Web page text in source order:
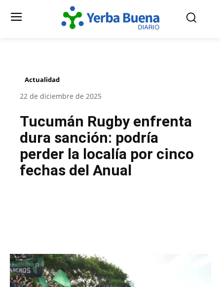
Actualidad
22 de diciembre de 2025
Tucumán Rugby enfrenta
dura sanción: podría
perder la localía por cinco
fechas del Anual